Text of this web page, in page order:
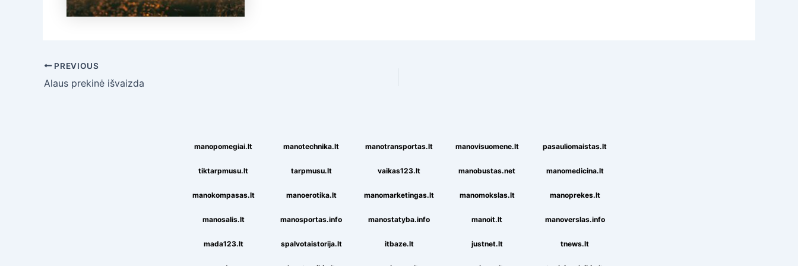
Post
navigation
PREVIOUS
Alaus prekinė išvaizda
manopomegiai.lt manotechnika.lt manotransportas.lt manovisuomene.lt pasauliomaistas.lt
tiktarpmusu.lt tarpmusu.lt vaikas123.lt manobustas.net manomedicina.lt
manokompasas.lt manoerotika.lt manomarketingas.lt manomokslas.lt manoprekes.lt
manosalis.lt manosportas.info manostatyba.info manoit.lt manoverslas.info
mada123.lt spalvotaistorija.lt itbaze.lt justnet.lt tnews.lt